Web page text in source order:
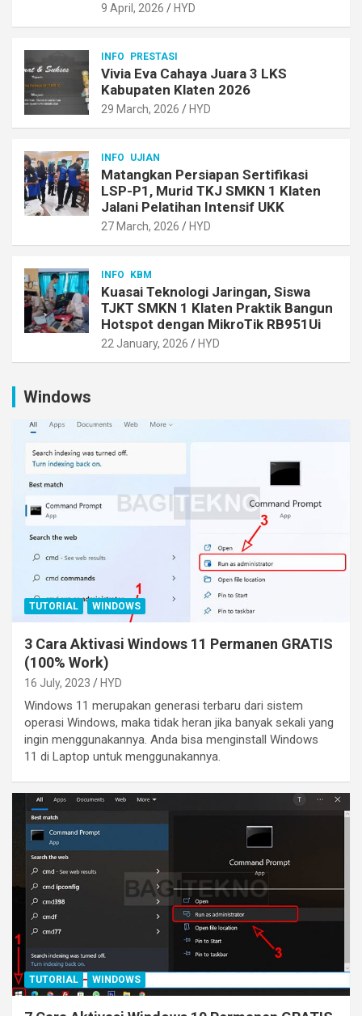
9 April, 2026 HYD
INFO PRESTASI
Vivia Eva Cahaya Juara 3 LKS
Kabupaten Klaten 2026
29 March, 2026 HYD
INFO UJIAN
Matangkan Persiapan Sertifikasi
LSP-P1, Murid TKJ SMKN 1 Klaten
Jalani Pelatihan Intensif UKK
27 March, 2026 HYD
INFO KBM
Kuasai Teknologi Jaringan, Siswa
TJKT SMKN 1 Klaten Praktik Bangun
Hotspot dengan MikroTik RB951Ui
22 January, 2026 HYD
Windows
TUTORIAL WINDOWS
3 Cara Aktivasi Windows 11 Permanen GRATIS
(100% Work)
16 July, 2023 HYD
Windows 11 merupakan generasi terbaru dari sistem
operasi Windows, maka tidak heran jika banyak sekali yang
ingin menggunakannya. Anda bisa menginstall Windows
11 di Laptop untuk menggunakannya.
TUTORIAL WINDOWS